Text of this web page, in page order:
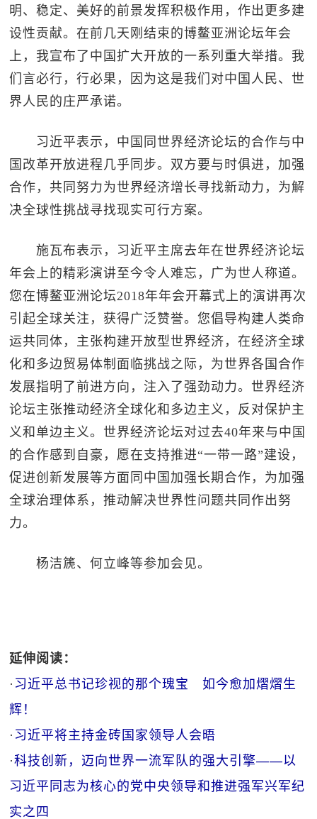
明、稳定、美好的前景发挥积极作用，作出更多建
设性贡献。在前几天刚结束的博鳌亚洲论坛年会
上，我宣布了中国扩大开放的一系列重大举措。我
们言必行，行必果，因为这是我们对中国人民、世
界人民的庄严承诺。
习近平表示，中国同世界经济论坛的合作与中
国改革开放进程几乎同步。双方要与时俱进，加强
合作，共同努力为世界经济增长寻找新动力，为解
决全球性挑战寻找现实可行方案。
施瓦布表示，习近平主席去年在世界经济论坛
年会上的精彩演讲至今令人难忘，广为世人称道。
您在博鳌亚洲论坛2018年年会开幕式上的演讲再次
引起全球关注，获得广泛赞誉。您倡导构建人类命
运共同体，主张构建开放型世界经济，在经济全球
化和多边贸易体制面临挑战之际，为世界各国合作
发展指明了前进方向，注入了强劲动力。世界经济
论坛主张推动经济全球化和多边主义，反对保护主
义和单边主义。世界经济论坛对过去40年来与中国
的合作感到自豪，愿在支持推进“一带一路”建设，
促进创新发展等方面同中国加强长期合作，为加强
全球治理体系，推动解决世界性问题共同作出努
力。
杨洁篪、何立峰等参加会见。
延伸阅读：
· 习近平总书记珍视的那个瑰宝 如今愈加熠熠生
辉！
· 习近平将主持金砖国家领导人会晤
·科技创新，迈向世界一流军队的强大引擎——以
习近平同志为核心的党中央领导和推进强军兴军纪
实之四